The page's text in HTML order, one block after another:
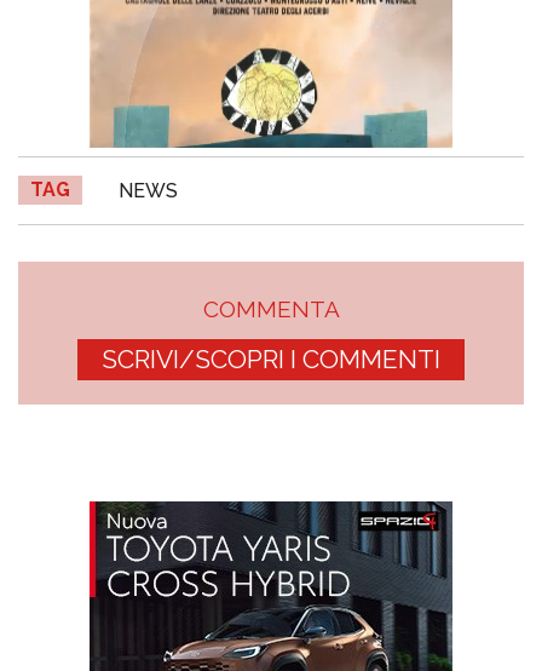
TAG NEWS
COMMENTA
SCRIVI/SCOPRI I COMMENTI